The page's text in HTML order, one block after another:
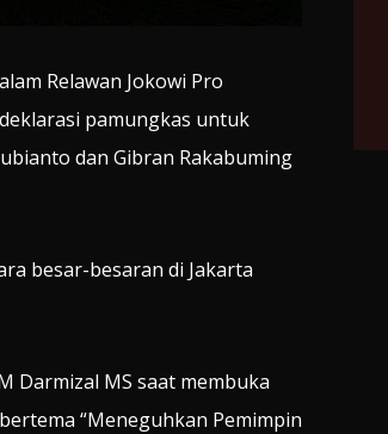
Relawan Jokowi Pro
pamungkas untuk
dan Gibran Rakabuming
besar-besaran di Jakarta
Darmizal MS saat membuka
“Meneguhkan Pemimpin